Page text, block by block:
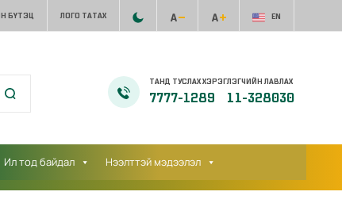
БҮТЭЦ ЛОГО ТАТАХ EN
ТАНД ТУСЛАХ ХЭРЭГЛЭГЧИЙН ЛАВЛАХ
7777-1289 11-328030
Ил тод байдал Нээлттэй мэдээлэл